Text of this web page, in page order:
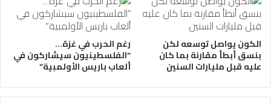
الكون يواصل توسعه لكن
بنسق أبطأ مقارنة بما كان
عليه قبل مليارات السنين
رغم الحرب في غزة…
“الفلسطينيون سيشاركون في
ألعاب باريس الأولمبية”